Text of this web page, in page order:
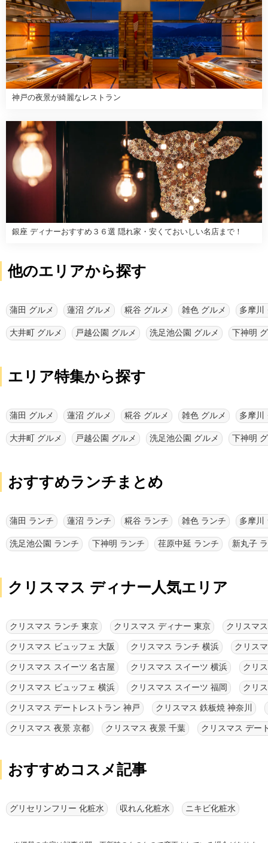
神戸の夜景が綺麗なレストラン
銀座 ディナーおすすめ３６選 隠れ家・安くておいしい名店まで！
他のエリアから探す
蒲田 グルメ 蓮沼 グルメ 糀谷 グルメ 雑色 グルメ 多摩川
大井町 グルメ 戸越公園 グルメ 洗足池公園 グルメ 下神明
エリア特集から探す
蒲田 グルメ 蓮沼 グルメ 糀谷 グルメ 雑色 グルメ 多摩川
大井町 グルメ 戸越公園 グルメ 洗足池公園 グルメ 下神明
おすすめランチまとめ
蒲田 ランチ 蓮沼 ランチ 糀谷 ランチ 雑色 ランチ 多摩川
洗足池公園 ランチ 下神明 ランチ 荏原中延 ランチ 新丸子
クリスマス ディナー人気エリア
クリスマス ランチ 東京 クリスマス ディナー 東京 クリスマ
クリスマス ビュッフェ 大阪 クリスマス ランチ 横浜 クリス
クリスマス スイーツ 名古屋 クリスマス スイーツ 横浜 クリ
クリスマス ビュッフェ 横浜 クリスマス スイーツ 福岡 クリ
クリスマス デートレストラン 神戸 クリスマス 鉄板焼 神奈川
クリスマス 夜景 京都 クリスマス 夜景 千葉 クリスマス デー
おすすめコスメ記事
グリセリンフリー 化粧水 収れん化粧水 ニキビ化粧水